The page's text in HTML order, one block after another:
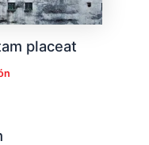
placeat